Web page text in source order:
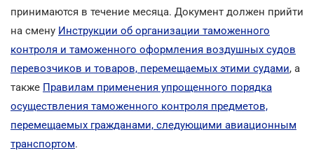
принимаются в течение месяца. Документ должен прийти
на смену Инструкции об организации таможенного
контроля и таможенного оформления воздушных судов
перевозчиков и товаров, перемещаемых этими судами, а
также Правилам применения упрощенного порядка
осуществления таможенного контроля предметов,
перемещаемых гражданами, следующими авиационным
транспортом.